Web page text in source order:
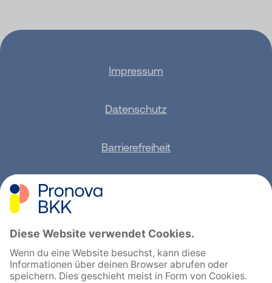
Impressum
Datenschutz
Barrierefreiheit
English